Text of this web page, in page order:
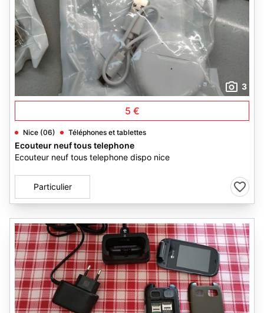
3
5 €
Nice (06) Téléphones et tablettes
Ecouteur neuf tous telephone
Ecouteur neuf tous telephone dispo nice
Particulier